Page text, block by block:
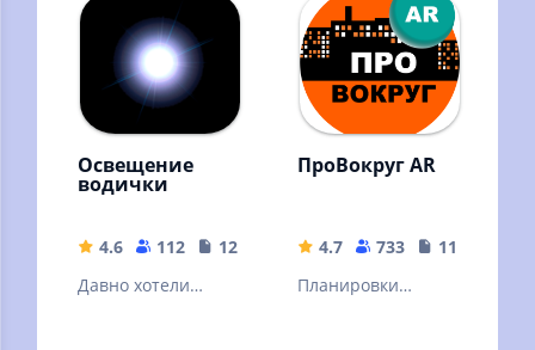
Освещение
водички
4.6 112
12.32 MB
Давно хотели
ПроВокруг AR
4.7 733
117.54 MB
Планировки